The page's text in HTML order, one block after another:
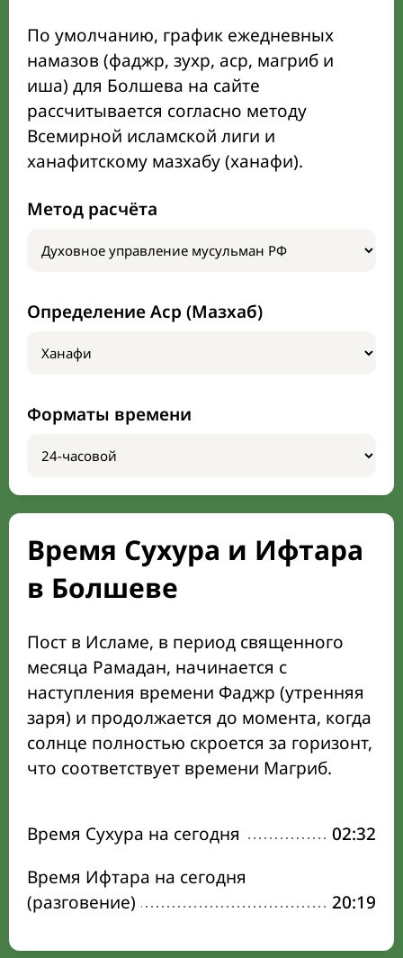
По умолчанию, график ежедневных
намазов (фаджр, зухр, аср, магриб и
иша) для Болшева на сайте
рассчитывается согласно методу
Всемирной исламской лиги и
ханафитскому мазхабу (ханафи).
Метод расчёта
Определение Аср (Мазхаб)
Форматы времени
Время Сухура и Ифтара
в Болшеве
Пост в Исламе, в период священного
месяца Рамадан, начинается с
наступления времени Фаджр (утренняя
заря) и продолжается до момента, когда
солнце полностью скроется за горизонт,
что соответствует времени Магриб.
Время Сухура на сегодня
02:32
Время Ифтара на сегодня
(разговение)
20:19